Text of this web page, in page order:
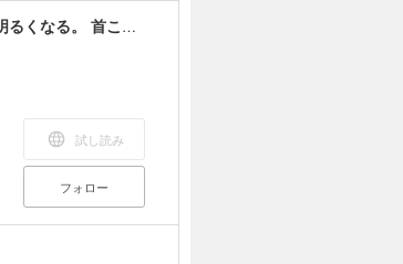
女性のつらい症状は「首」で治る : 若くなる。きれいになる。明るくなる。 首こりを治せば不定愁訴が消える
試し読み
フォロー